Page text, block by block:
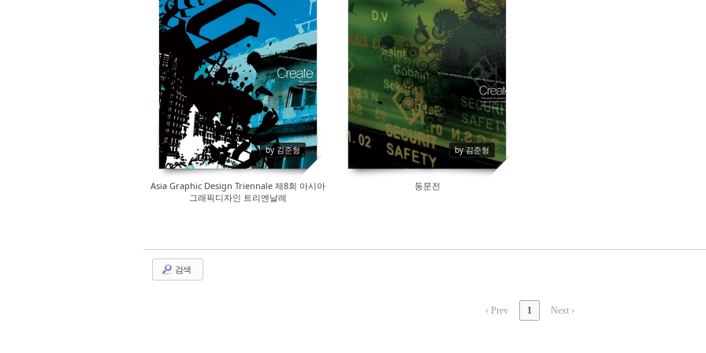
by 김준형
Asia Graphic Design Triennale 제8회 아시아
그래픽디자인 트리엔날레
by 김준형
동문전
검색
‹ Prev 1 Next ›